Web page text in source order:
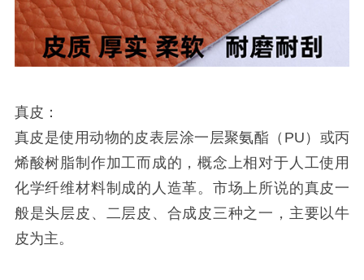
真皮：
真皮是使用动物的皮表层涂一层聚氨酯（PU）或丙
烯酸树脂制作加工而成的，概念上相对于人工使用
化学纤维材料制成的人造革。市场上所说的真皮一
般是头层皮、二层皮、合成皮三种之一，主要以牛
皮为主。